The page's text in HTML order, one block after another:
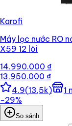
Karofi
Máy lọc nước RO
X59 12 lõi
14.990.000 ₫
13.950.000 ₫
4.9(13,5k) 1
−29%
So sánh